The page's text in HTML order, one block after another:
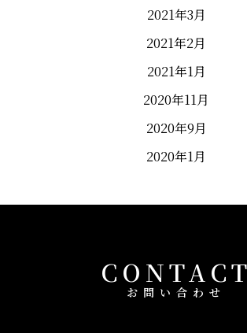
2021年3月
2021年2月
2021年1月
2020年11月
2020年9月
2020年1月
CONTACT
お問い合わせ